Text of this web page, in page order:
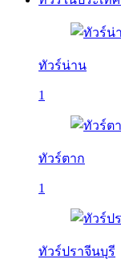
ทัวร์น่าน
1
ทัวร์ตาก
1
ทัวร์ปราจีนบุรี